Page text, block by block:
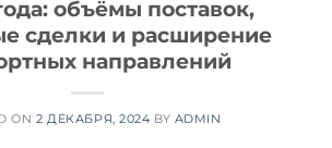
объёмы поставок,
сделки и расширение
направлений
ON2 ДЕКАБРЯ, 2024 BY ADMIN